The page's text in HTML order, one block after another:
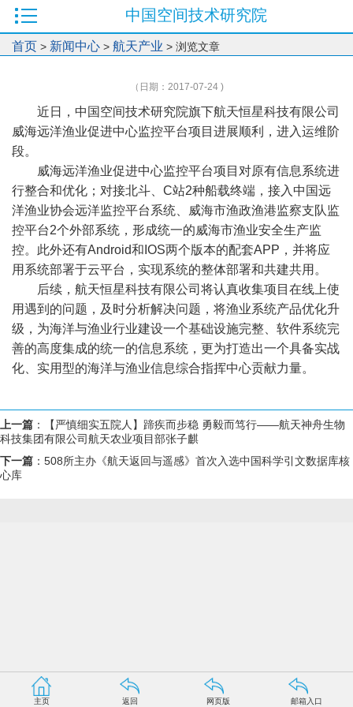
中国空间技术研究院
首页 > 新闻中心 > 航天产业 > 浏览文章
（日期：2017-07-24 )
近日，中国空间技术研究院旗下航天恒星科技有限公司
威海远洋渔业促进中心监控平台项目进展顺利，进入运维阶
段。
威海远洋渔业促进中心监控平台项目对原有信息系统进
行整合和优化；对接北斗、C站2种船载终端，接入中国远
洋渔业协会远洋监控平台系统、威海市渔政渔港监察支队监
控平台2个外部系统，形成统一的威海市渔业安全生产监
控。此外还有Android和IOS两个版本的配套APP，并将应
用系统部署于云平台，实现系统的整体部署和共建共用。
后续，航天恒星科技有限公司将认真收集项目在线上使
用遇到的问题，及时分析解决问题，将渔业系统产品优化升
级，为海洋与渔业行业建设一个基础设施完整、软件系统完
善的高度集成的统一的信息系统，更为打造出一个具备实战
化、实用型的海洋与渔业信息综合指挥中心贡献力量。
上一篇 ：
【严慎细实五院人】蹄疾而步稳 勇毅而笃行——航天神舟生物
科技集团有限公司航天农业项目部张子麒
下一篇 ： 508所主办《航天返回与遥感》首次入选中国科学引文数据库核
心库
主页 返回 网页版 邮箱入口